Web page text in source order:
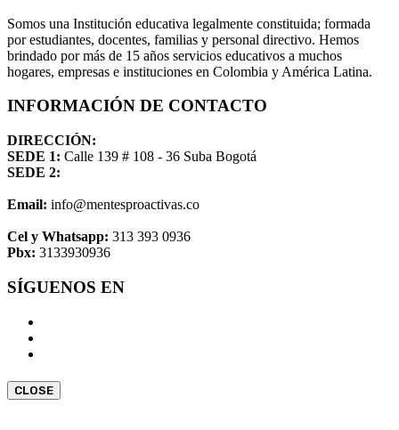
Somos una Institución educativa legalmente constituida; formada
por estudiantes, docentes, familias y personal directivo. Hemos
brindado por más de 15 años servicios educativos a muchos
hogares, empresas e instituciones en Colombia y América Latina.
INFORMACIÓN DE CONTACTO
DIRECCIÓN:
SEDE 1: Calle 139 # 108 - 36 Suba Bogotá
SEDE 2:
Email: info@mentesproactivas.co
Cel y Whatsapp: 313 393 0936
Pbx: 3133930936
SÍGUENOS EN
CLOSE